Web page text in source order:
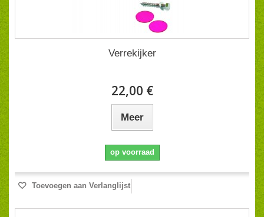
Verrekijker
22,00 €
Meer
op voorraad
Toevoegen aan Verlanglijst